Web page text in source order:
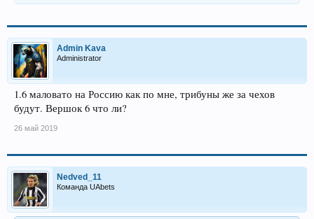
Admin Kava
Administrator
1.6 маловато на Россию как по мне, трибуны же за чехов
будут. Вершок 6 что ли?
26 май 2019
Nedved_11
Команда UAbets